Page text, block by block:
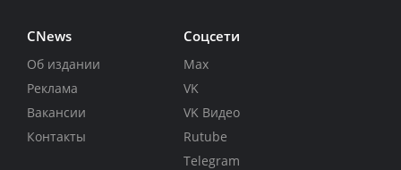
CNews
Об издании
Реклама
Вакансии
Контакты
Соцсети
Max
VK
VK Видео
Rutube
Telegram